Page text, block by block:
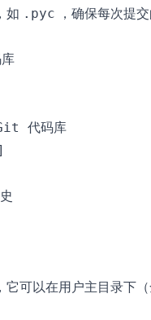
如 .pyc
，确保每次提
代码库
以在用户主目录下（